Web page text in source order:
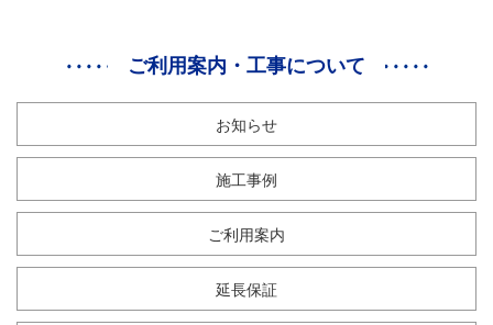
ご利用案内・工事について
お知らせ
施工事例
ご利用案内
延長保証